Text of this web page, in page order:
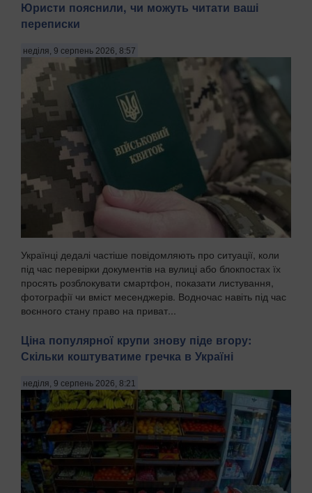
Юристи пояснили, чи можуть читати ваші
переписки
неділя, 9 серпень 2026, 8:57
Українці дедалі частіше повідомляють про ситуації, коли
під час перевірки документів на вулиці або блокпостах їх
просять розблокувати смартфон, показати листування,
фотографії чи вміст месенджерів. Водночас навіть під час
воєнного стану право на приват...
Ціна популярної крупи знову піде вгору:
Скільки коштуватиме гречка в Україні
неділя, 9 серпень 2026, 8:21